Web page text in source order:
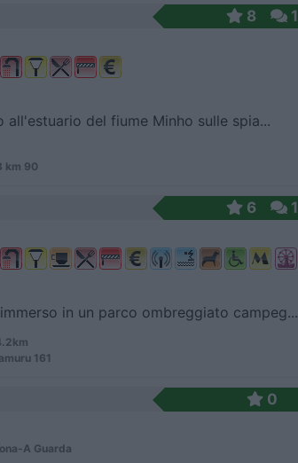
8 1
all'estuario del fiume Minho sulle spia...
km 90
6 1
in un parco ombreggiato campeg...
161
0
A Guarda